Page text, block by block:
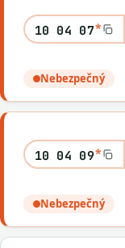
10 04 07*
Nebezpečný
10 04 09*
Nebezpečný